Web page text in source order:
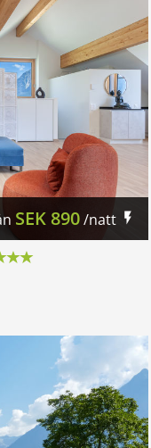
SEK 890/natt